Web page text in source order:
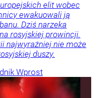
elit wobec
ewakuowali ją
Dziś narzeka
rosyjskiej prowincji.
najwyraźniej nie może
duszy.
Wprost